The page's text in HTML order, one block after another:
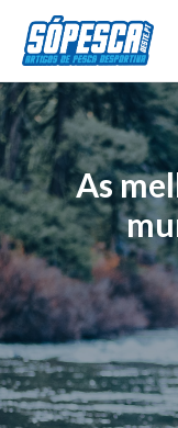
As